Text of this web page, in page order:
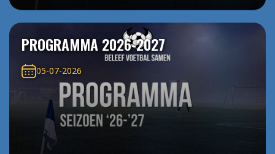
PROGRAMMA 2026-2027
05-07-2026